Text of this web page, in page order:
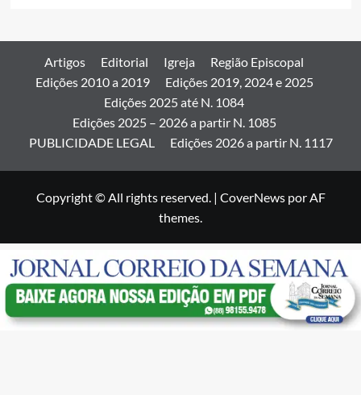
Artigos Editorial Igreja
Região Episcopal
Edições 2010 a 2019
Edições 2019, 2024 e 2025
Edições 2025 até N. 1084
Edições 2025 – 2026 a partir N. 1085
PUBLICIDADE LEGAL
Edições 2026 a partir N. 1117
Copyright © All rights reserved. | CoverNewspor AF
themes.